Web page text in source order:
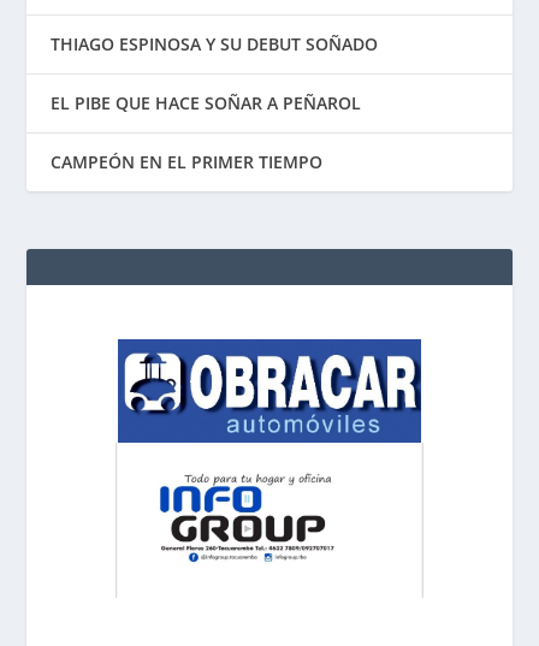
THIAGO ESPINOSA Y SU DEBUT SOÑADO
EL PIBE QUE HACE SOÑAR A PEÑAROL
CAMPEÓN EN EL PRIMER TIEMPO